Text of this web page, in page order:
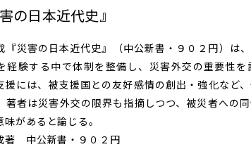
害の日本近代史』
災害の日本近代史』（中公新書・９０２円）は
経験する中で体制を整備し、災害外交の重要性
援には、被支援国との友好感情の創出・強化など
著者は災害外交の限界も指摘しつつ、被災者への
があると論じる。
著 中公新書・９０２円